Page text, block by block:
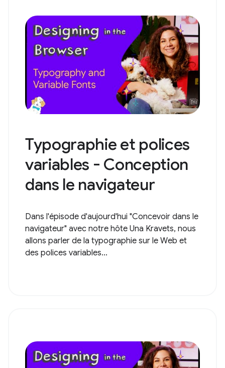
Typographie et polices
variables - Conception
dans le navigateur
Dans l'épisode d'aujourd'hui "Concevoir dans le
navigateur" avec notre hôte Una Kravets, nous
allons parler de la typographie sur le Web et
des polices variables...